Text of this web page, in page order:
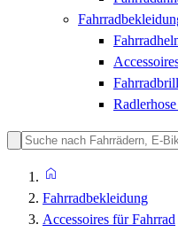
Radlerhose
Fahrradbekleidung
Accessoires für Fahrrad